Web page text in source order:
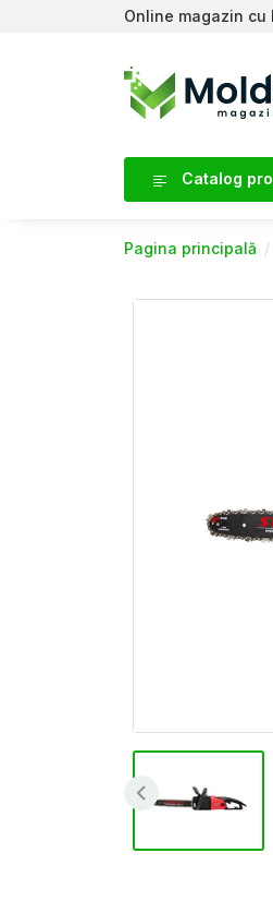
Online magazin
Catalog
Pagina principală